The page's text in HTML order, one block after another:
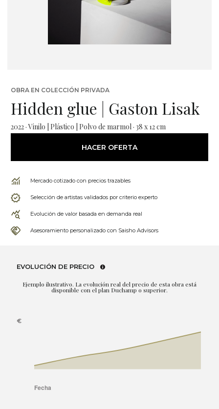
OBRA EN COLECCIÓN PRIVADA
Hidden glue | Gaston Lisak
2022 · Vinilo | Plástico | Polvo de marmol · 38 x 12 cm
HACER OFERTA
Mercado cotizado con precios trazables
Selección de artistas validados por criterio experto
Evolución de valor basada en demanda real
Asesoramiento personalizado con Saisho Advisors
EVOLUCIÓN DE PRECIO
Ejemplo ilustrativo. La evolución real del precio de esta obra está
disponible con el plan Duchamp o superior.